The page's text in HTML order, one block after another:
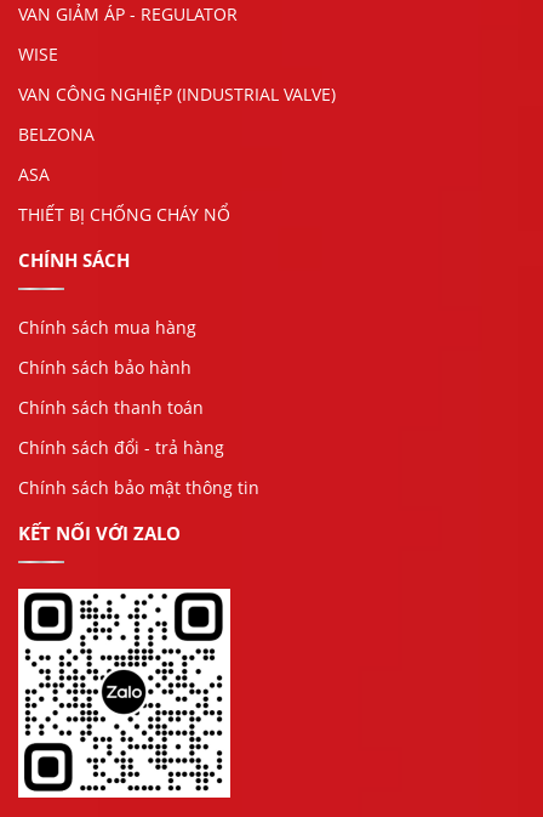
VAN GIẢM ÁP - REGULATOR
WISE
VAN CÔNG NGHIỆP (INDUSTRIAL VALVE)
BELZONA
ASA
THIẾT BỊ CHỐNG CHÁY NỔ
CHÍNH SÁCH
Chính sách mua hàng
Chính sách bảo hành
Chính sách thanh toán
Chính sách đổi - trả hàng
Chính sách bảo mật thông tin
KẾT NỐI VỚI ZALO